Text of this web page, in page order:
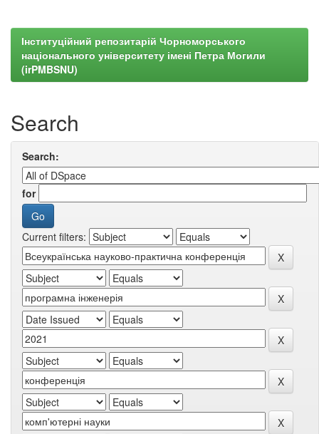
Інституційний репозитарій Чорноморського
національного університету імені Петра Могили
(irPMBSNU)
Search
Search:
for
Current filters: